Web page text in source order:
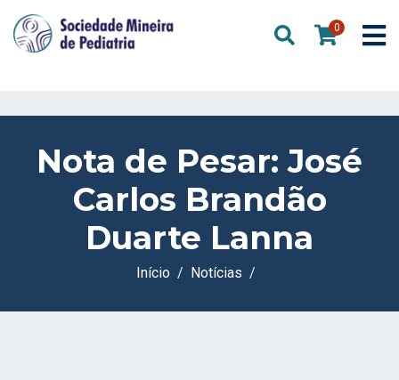
0
Nota de Pesar: José
Carlos Brandão
Duarte Lanna
Início Notícias